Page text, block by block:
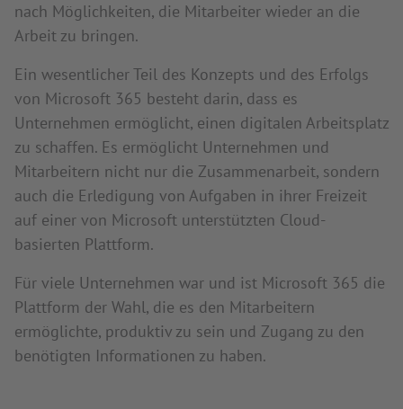
nach Möglichkeiten, die Mitarbeiter wieder an die
Arbeit zu bringen.
Ein wesentlicher Teil des Konzepts und des Erfolgs
von Microsoft 365 besteht darin, dass es
Unternehmen ermöglicht, einen digitalen Arbeitsplatz
zu schaffen. Es ermöglicht Unternehmen und
Mitarbeitern nicht nur die Zusammenarbeit, sondern
auch die Erledigung von Aufgaben in ihrer Freizeit
auf einer von Microsoft unterstützten Cloud-
basierten Plattform.
Für viele Unternehmen war und ist Microsoft 365 die
Plattform der Wahl, die es den Mitarbeitern
ermöglichte, produktiv zu sein und Zugang zu den
benötigten Informationen zu haben.